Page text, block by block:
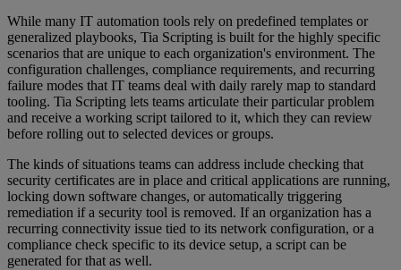
While many IT automation tools rely on predefined templates or
generalized playbooks, Tia Scripting is built for the highly specific
scenarios that are unique to each organization's environment. The
configuration challenges, compliance requirements, and recurring
failure modes that IT teams deal with daily rarely map to standard
tooling. Tia Scripting lets teams articulate their particular problem
and receive a working script tailored to it, which they can review
before rolling out to selected devices or groups.
The kinds of situations teams can address include checking that
security certificates are in place and critical applications are running,
locking down software changes, or automatically triggering
remediation if a security tool is removed. If an organization has a
recurring connectivity issue tied to its network configuration, or a
compliance check specific to its device setup, a script can be
generated for that as well.